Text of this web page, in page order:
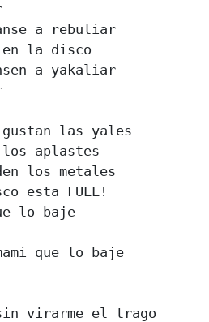
a rebuliar
la disco
a yakaliar
gustan las yales
los aplastes
los metales
esta FULL!
lo baje
que lo baje
virarme el trago